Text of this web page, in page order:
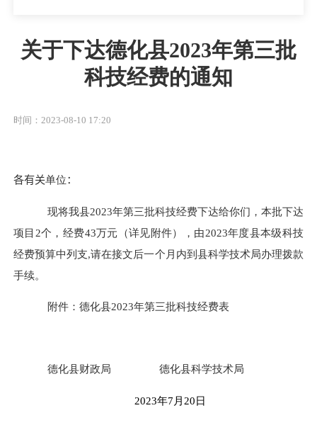
关于下达德化县2023年第三批
科技经费的通知
时间：2023-08-10 17:20
各有关单位：
现将我县2023年第三批科技经费下达给你们，本批下达
项目 2个， 经费43万元（详见附件），由2023年度县本级科技
经费预算中列支,请在接文后一个月内到县科学技术局办理拨款
手续。
附件： 德化县2023年第三批科技经费表
德化县财政局 德化县科学技术局
2023年7 月 20日